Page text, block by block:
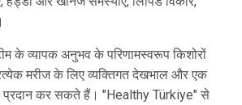
के व्यापक अनुभव के परिणामस्वरूप किशोरों
मरीज के लिए व्यक्तिगत देखभाल और एक
प्रदान कर सकते हैं। "Healthy Türkiye" से